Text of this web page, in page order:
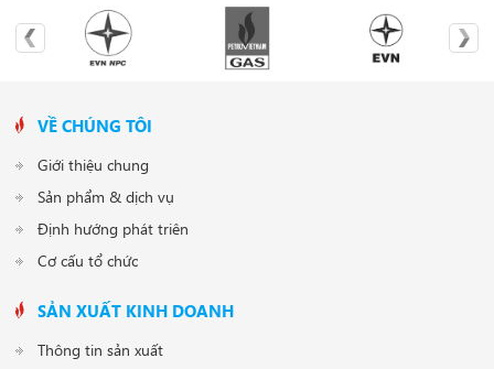
VỀ CHÚNG TÔI
Giới thiệu chung
Sản phẩm & dịch vụ
Định hướng phát triên
Cơ cấu tổ chức
SẢN XUẤT KINH DOANH
Thông tin sản xuất